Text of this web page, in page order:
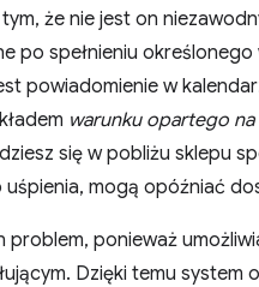
że nie jest on
po spełnieniu określonego
powiadomienie w
warunku opartego na
się w pobliżu sklepu
mogą opóźniać
ponieważ
Dzięki temu